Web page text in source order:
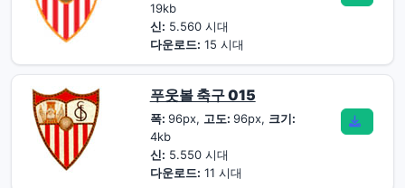
19kb
신: 5.560 시대
다운로드: 15 시대
푸웃볼 축구 015
폭: 96px, 고도: 96px, 크기:
4kb
신: 5.550 시대
다운로드: 11 시대